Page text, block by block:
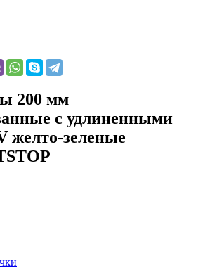
200 мм
с удлиненными
желто-зеленые